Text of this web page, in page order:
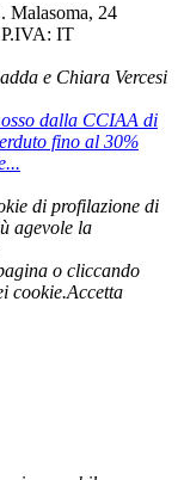
Malasoma, 24
P.IVA: IT
e Chiara Vercesi
dalla CCIAA di
fino al 30%
di profilazione di
agevole la
o cliccando
cookie.Accetta